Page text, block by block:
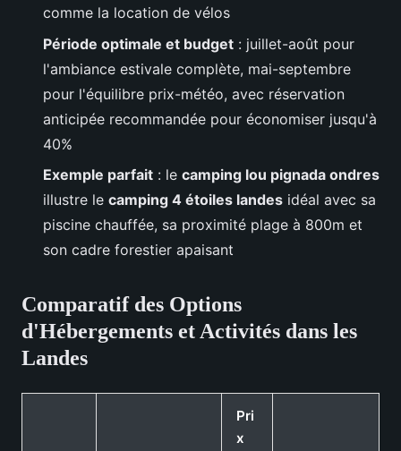
comme la location de vélos
Période optimale et budget : juillet-août pour
l'ambiance estivale complète, mai-septembre
pour l'équilibre prix-météo, avec réservation
anticipée recommandée pour économiser jusqu'à
40%
Exemple parfait : le camping lou pignada ondres
illustre le camping 4 étoiles landes idéal avec sa
piscine chauffée, sa proximité plage à 800m et
son cadre forestier apaisant
Comparatif des Options
d'Hébergements et Activités dans les
Landes
Pri
x